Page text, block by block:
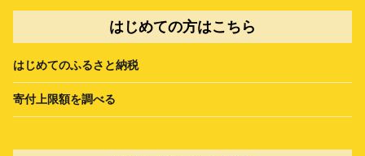
はじめての方はこちら
はじめてのふるさと納税
寄付上限額を調べる